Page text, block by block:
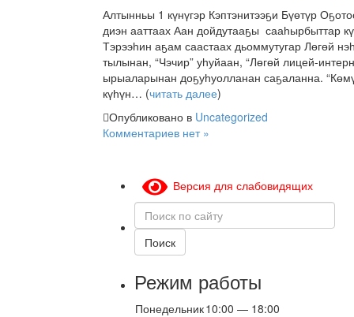
Алтынньы 1 күнүгэр Кэптэнитээҕи Бүөтүр
диэн ааттаах Аан дойдутааҕы сааһырбыттар
Тэрээһин аҕам саастаах дьоммутугар Лөгөй
тылынан, “Чэчир” уһуйаан, “Лөгөй лицей-
ырыаларынан доҕуһуолланан саҕаланна.
күһүн… (читать далее)
Опубликовано в Uncategorized
Комментариев нет »
Версия для слабовидящих
Поиск
по
сайту
Поиск
Режим работы
Понедельник10:00 — 18:00